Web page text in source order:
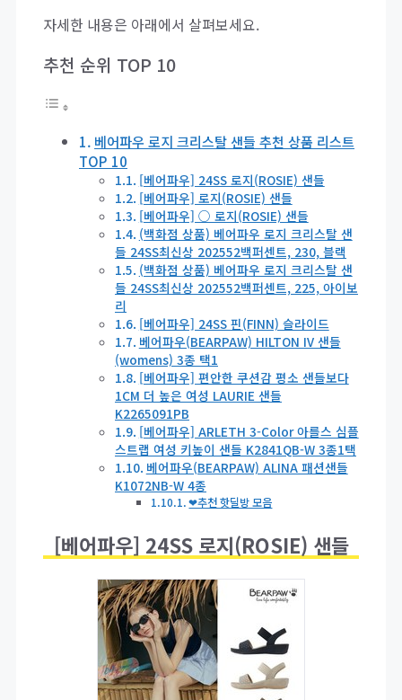
자세한 내용은 아래에서 살펴보세요.
추천 순위 TOP 10
베어파우 로지 크리스탈 샌들 추천 상품 리스트
TOP 10
[베어파우] 24SS 로지(ROSIE) 샌들
[베어파우] 로지(ROSIE) 샌들
[베어파우] ○ 로지(ROSIE) 샌들
(백화점 상품) 베어파우 로지 크리스탈 샌
들 24SS최신상 202552백퍼센트, 230, 블랙
(백화점 상품) 베어파우 로지 크리스탈 샌
들 24SS최신상 202552백퍼센트, 225, 아이보
리
[베어파우] 24SS 핀(FINN) 슬라이드
베어파우(BEARPAW) HILTON IV 샌들
(womens) 3종 택1
[베어파우] 편안한 쿠션감 평소 샌들보다
1CM 더 높은 여성 LAURIE 샌들
K2265091PB
[베어파우] ARLETH 3-Color 아를스 심플
스트랩 여성 키높이 샌들 K2841QB-W 3종1택
베어파우(BEARPAW) ALINA 패션샌들
K1072NB-W 4종
❤추천 핫딜방 모음
[베어파우] 24SS 로지(ROSIE) 샌들